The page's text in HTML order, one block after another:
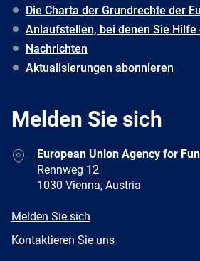
Die Charta der Grundrechte der
Anlaufstellen, bei denen Sie Hilfe
Nachrichten
Aktualisierungen abonnieren
Melden Sie sich
AddressEuropean Union Agency for
Rennweg 12
1030 Vienna, Austria
E-
Melden Sie sich
Newsletter
Kontaktieren Sie uns